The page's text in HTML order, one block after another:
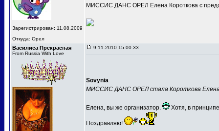
Зарегистрирован: 11.08.2009
Откуда: Орел
МИССИС ДАНС ОРЕЛ Елена Короткова с
Василиса Прекрасная
From Russia With Love
9.11.2010 15:00:33
Sovynia
МИССИС ДАНС ОРЕЛ стала Короткова
Елена, вы же организатор. Хотя, в
Поздравляю!